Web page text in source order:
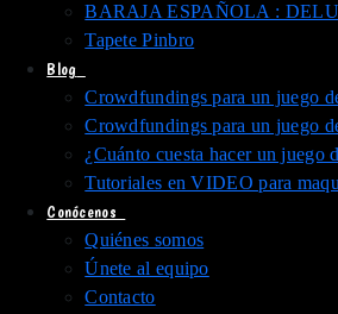
BARAJA ESPAÑOLA :
Tapete Pinbro
Blog
Crowdfundings para un juego
Crowdfundings para un juego
¿Cuánto cuesta hacer un juego
Tutoriales en VIDEO para
Conócenos
Quiénes somos
Únete al equipo
Contacto